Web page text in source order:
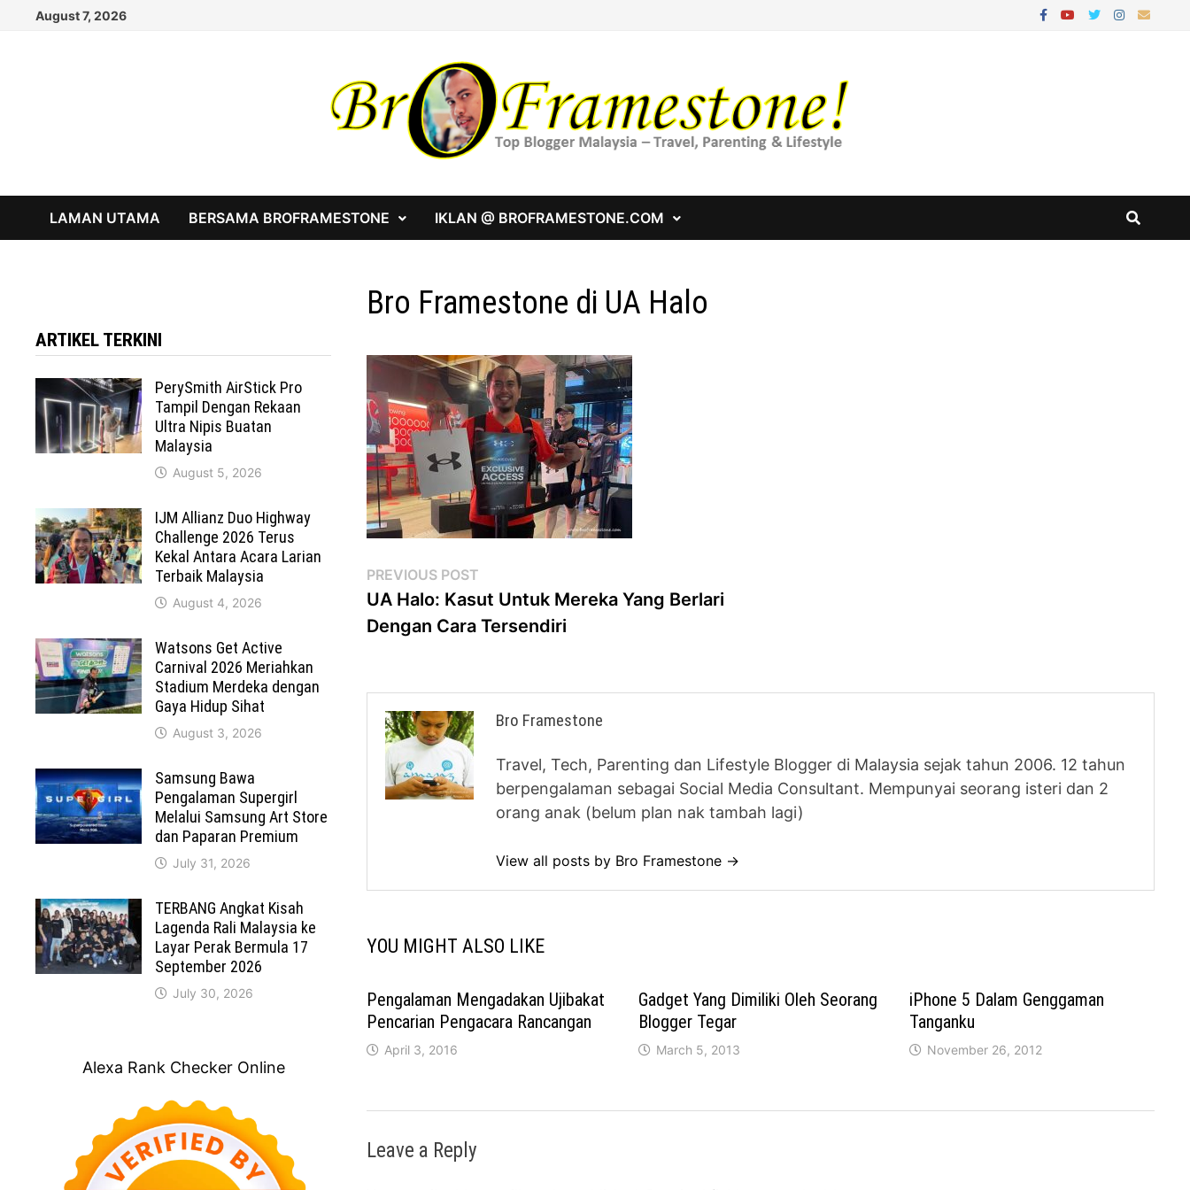
August 7, 2026
LAMAN UTAMA BERSAMA BROFRAMESTONE IKLAN @ BROFRAMESTONE.COM
Bro Framestone di UA Halo
Post
navigation
PREVIOUS POST
post:
UA Halo: Kasut Untuk Mereka Yang Berlari
Dengan Cara Tersendiri
Bro Framestone
Travel, Tech, Parenting dan Lifestyle Blogger di Malaysia sejak tahun 2006. 12 tahun
berpengalaman sebagai Social Media Consultant. Mempunyai seorang isteri dan 2
orang anak (belum plan nak tambah lagi)
View all posts by Bro Framestone →
YOU MIGHT ALSO LIKE
Pengalaman Mengadakan Ujibakat
Pencarian Pengacara Rancangan
April 3, 2016
Gadget Yang Dimiliki Oleh Seorang
Blogger Tegar
March 5, 2013
iPhone 5 Dalam Genggaman
Tanganku
November 26, 2012
Leave a Reply
ARTIKEL TERKINI
PerySmith AirStick Pro
Tampil Dengan Rekaan
Ultra Nipis Buatan
Malaysia
August 5, 2026
IJM Allianz Duo Highway
Challenge 2026 Terus
Kekal Antara Acara Larian
Terbaik Malaysia
August 4, 2026
Watsons Get Active
Carnival 2026 Meriahkan
Stadium Merdeka dengan
Gaya Hidup Sihat
August 3, 2026
Samsung Bawa
Pengalaman Supergirl
Melalui Samsung Art Store
dan Paparan Premium
July 31, 2026
TERBANG Angkat Kisah
Lagenda Rali Malaysia ke
Layar Perak Bermula 17
September 2026
July 30, 2026
Alexa Rank Checker Online